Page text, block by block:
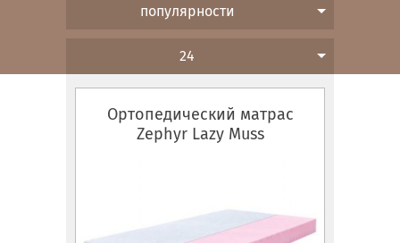
популярности
24
Ортопедический матрас
Zephyr Lazy Muss